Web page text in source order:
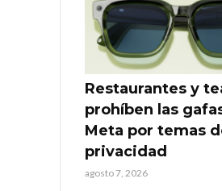
Restaurantes y
prohíben las
Meta por temas
privacidad
agosto 7, 2026